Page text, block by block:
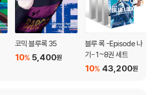
코믹 블루록 35
5,400원
10%
블루 록 -Episode 나
기- 1~8권 세트
43,200원
10%